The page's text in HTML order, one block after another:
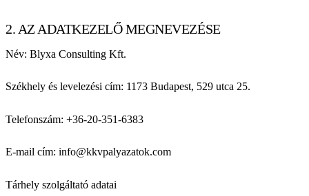
2. AZ ADATKEZELŐ MEGNEVEZÉSE
Név: Blyxa Consulting Kft.
Székhely és levelezési cím: 1173 Budapest, 529 utca 25.
Telefonszám: +36-20-351-6383
E-mail cím: info@kkvpalyazatok.com
Tárhely szolgáltató adatai